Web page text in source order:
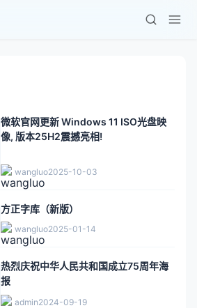
微软官网更新 Windows 11 ISO光盘映
像, 版本25H2震撼亮相!
wangluo2025-10-03
方正字库（新版）
wangluo2025-01-14
热烈庆祝中华人民共和国成立75周年海
报
admin2024-09-19